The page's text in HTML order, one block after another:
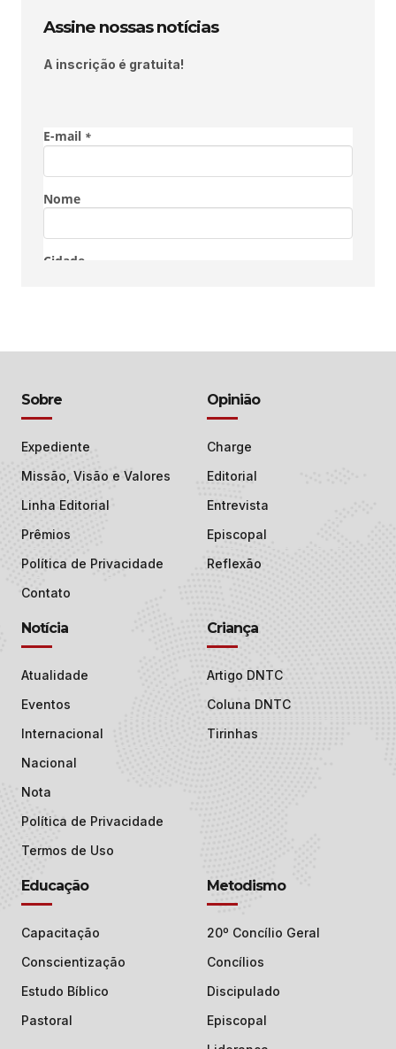
Assine nossas notícias
A inscrição é gratuita!
Sobre
Expediente
Missão, Visão e Valores
Linha Editorial
Prêmios
Política de Privacidade
Contato
Opinião
Charge
Editorial
Entrevista
Episcopal
Reflexão
Notícia
Atualidade
Eventos
Internacional
Nacional
Nota
Política de Privacidade
Termos de Uso
Criança
Artigo DNTC
Coluna DNTC
Tirinhas
Educação
Capacitação
Conscientização
Estudo Bíblico
Pastoral
Metodismo
20º Concílio Geral
Concílios
Discipulado
Episcopal